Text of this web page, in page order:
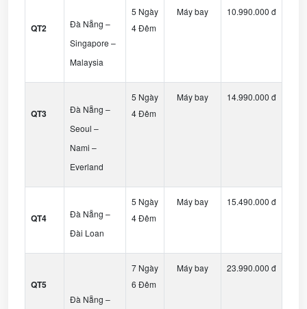
QT2
Đà Nẵng –
Singapore –
Malaysia
5 Ngày
4 Đêm
Máy bay 10.990.000 đ
QT3
Đà Nẵng –
Seoul –
Nami –
Everland
5 Ngày
4 Đêm
Máy bay 14.990.000 đ
QT4
Đà Nẵng –
Đài Loan
5 Ngày
4 Đêm
Máy bay 15.490.000 đ
QT5
Đà Nẵng –
7 Ngày
6 Đêm
Máy bay 23.990.000 đ